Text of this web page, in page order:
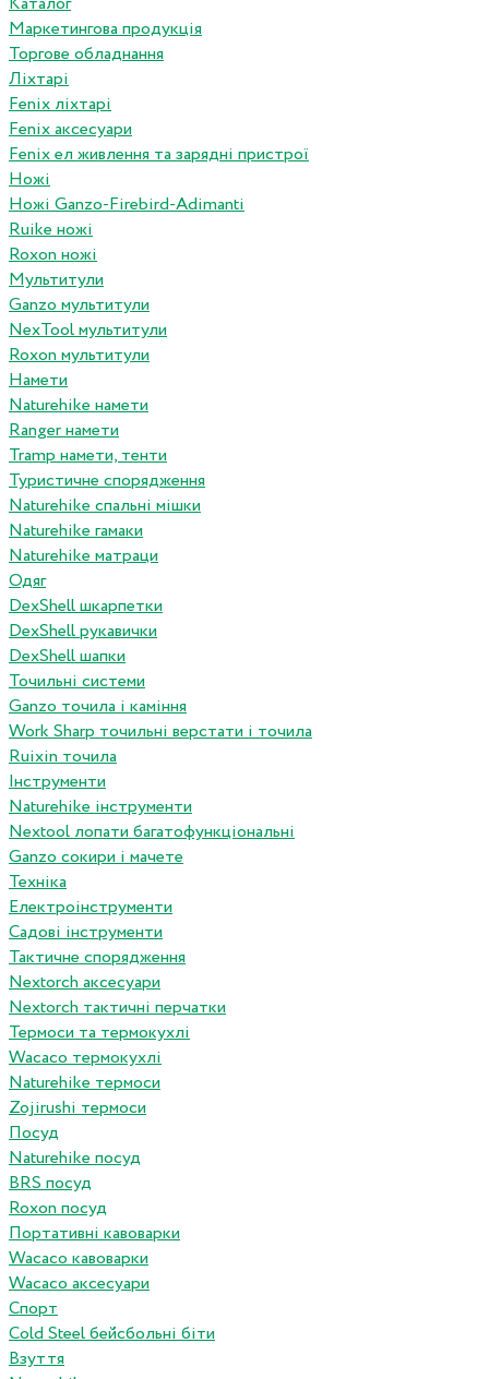
Маркетингова продукція
Торгове обладнання
Ліхтарі
Fenix ліхтарі
Fenix аксесуари
Fenix ел живлення та зарядні пристрої
Ножі
Ножі Ganzo-Firebird-Adimanti
Ruike ножі
Roxon ножi
Мультитули
Ganzo мультитули
NexTool мультитули
Roxon мультитули
Намети
Naturehike намети
Ranger намети
Tramp намети, тенти
Туристичне спорядження
Naturehike спальні мішки
Naturehike гамаки
Naturehike матраци
Одяг
DexShell шкарпетки
DexShell рукавички
DexShell шапки
Точильні системи
Ganzo точила і каміння
Work Sharp точильні верстати і точила
Ruixin точила
Інструменти
Naturehike інструменти
Nextool лопати багатофункціональні
Ganzo сокири і мачете
Техніка
Електроінструменти
Садові інструменти
Тактичне спорядження
Nextorch аксесуари
Nextorch тактичні перчатки
Термоси та термокухлі
Wacaco термокухлі
Naturehike термоси
Zojirushi термоси
Посуд
Naturehike посуд
BRS посуд
Roxon посуд
Портативні кавоварки
Wacaco кавоварки
Wacaco аксесуари
Спорт
Cold Steel бейсбольні біти
Взуття